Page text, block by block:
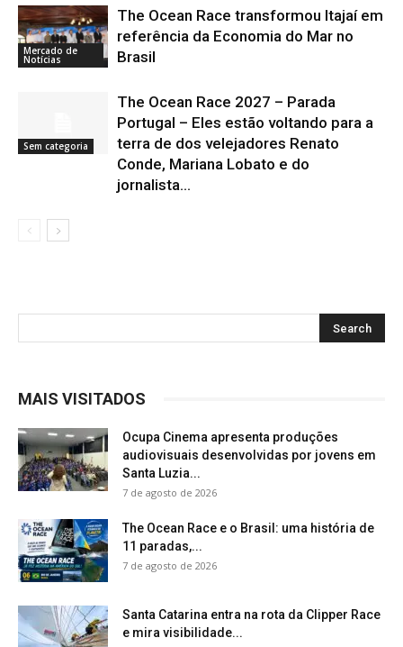
Mercado de
Notícias
The Ocean Race transformou Itajaí em
referência da Economia do Mar no
Brasil
Sem categoria
The Ocean Race 2027 – Parada
Portugal – Eles estão voltando para a
terra de dos velejadores Renato
Conde, Mariana Lobato e do
jornalista...
MAIS VISITADOS
Ocupa Cinema apresenta produções
audiovisuais desenvolvidas por jovens em
Santa Luzia...
7 de agosto de 2026
The Ocean Race e o Brasil: uma história de
11 paradas,...
7 de agosto de 2026
Santa Catarina entra na rota da Clipper Race
e mira visibilidade...